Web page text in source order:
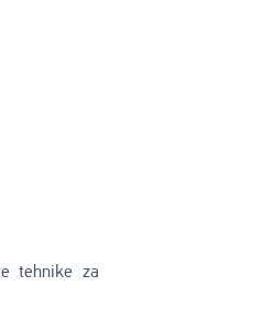
tehnike za